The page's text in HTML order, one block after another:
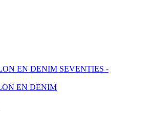
EN DENIM SEVENTIES -
EN DENIM